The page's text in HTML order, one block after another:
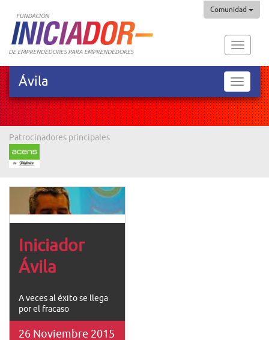
Comunidad
Ávila
Ávila
Patrocinadores principales
Iniciador
Ávila
A veces al éxito se llega
por el fracaso
26 Noviembre 2015